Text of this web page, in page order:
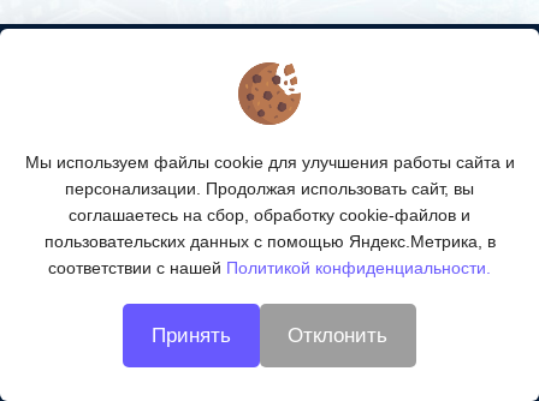
КАТАЛОГ ТОВАРОВ
© 2026 Технологии ВОЛС
Мы используем файлы cookie для улучшения работы сайта и
персонализации. Продолжая использовать сайт, вы
соглашаетесь на сбор, обработку cookie-файлов и
пользовательских данных с помощью Яндекс.Метрика, в
соответствии с нашей Политикой конфиденциальности.
Принять Отклонить